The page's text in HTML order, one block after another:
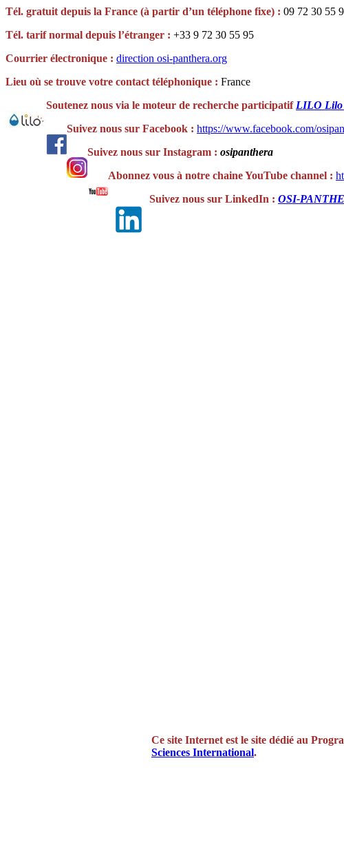
Tél. gratuit depuis la France (à partir d’un téléphone fixe) : 09 72 30 55
Tél. tarif normal depuis l’étranger : +33 9 72 30 55 95
Courrier électronique : direction osi-panthera.org
Lieu où se trouve votre contact téléphonique : France
Soutenez nous via le moteur de recherche participatif LILO Lilo
Suivez nous sur Facebook : https://www.facebook.com/
Suivez nous sur Instagram : osipanthera
Abonnez vous à notre chaine YouTube channel :
Suivez nous sur LinkedIn : OSI-
Ce site Internet est le site dédié au
Sciences International.